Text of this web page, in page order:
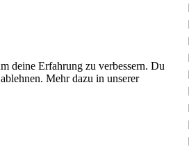
deine Erfahrung zu verbessern. Du
Mehr dazu in unserer